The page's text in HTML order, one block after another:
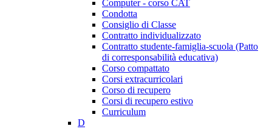
Computer - corso CAT
Condotta
Consiglio di Classe
Contratto individualizzato
Contratto studente-famiglia-scuola (Patto
di corresponsabilità educativa)
Corso compattato
Corsi extracurricolari
Corso di recupero
Corsi di recupero estivo
Curriculum
D